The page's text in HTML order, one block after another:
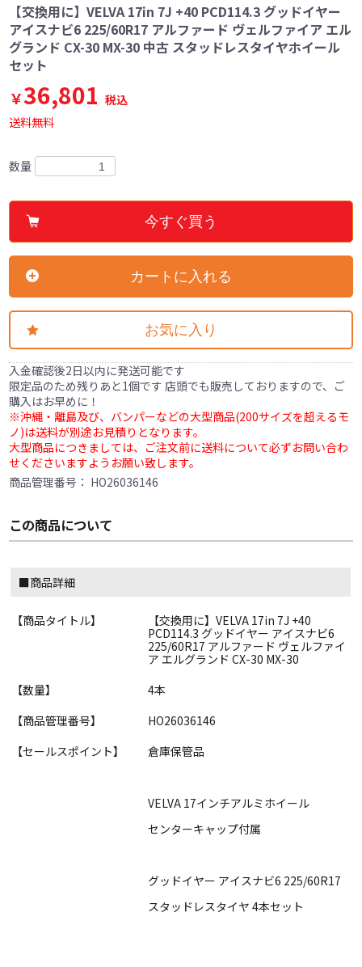
【交換用に】VELVA 17in 7J +40 PCD114.3 グッドイヤー
アイスナビ6 225/60R17 アルファード ヴェルファイア エル
グランド CX-30 MX-30 中古 スタッドレスタイヤホイール
セット
￥36,801 税込
送料無料
数量
今すぐ買う
カートに入れる
お気に入り
入金確認後2日以内に発送可能です
限定品のため残りあと1個です 店頭でも販売しておりますので、ご
購入はお早めに！
※沖縄・離島及び、バンパーなどの大型商品(200サイズを超えるモ
ノ)は送料が別途お見積りとなります。
大型商品につきましては、ご注文前に送料について必ずお問い合わ
せくださいますようお願い致します。
商品管理番号： HO26036146
この商品について
■商品詳細
【商品タイトル】
【交換用に】VELVA 17in 7J +40
PCD114.3 グッドイヤー アイスナビ6
225/60R17 アルファード ヴェルファイ
ア エルグランド CX-30 MX-30
【数量】
4本
【商品管理番号】
HO26036146
【セールスポイント】
倉庫保管品
VELVA 17インチアルミホイール
センターキャップ付属
グッドイヤー アイスナビ6 225/60R17
スタッドレスタイヤ 4本セット